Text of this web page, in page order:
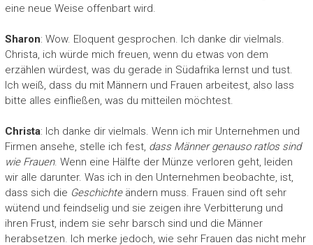
eine neue Weise offenbart wird.
Sharon: Wow. Eloquent gesprochen. Ich danke dir vielmals.
Christa, ich würde mich freuen, wenn du etwas von dem
erzählen würdest, was du gerade in Südafrika lernst und tust.
Ich weiß, dass du mit Männern und Frauen arbeitest, also lass
bitte alles einfließen, was du mitteilen möchtest.
Christa: Ich danke dir vielmals. Wenn ich mir Unternehmen und
Firmen ansehe, stelle ich fest, dass Männer genauso ratlos sind
wie Frauen. Wenn eine Hälfte der Münze verloren geht, leiden
wir alle darunter. Was ich in den Unternehmen beobachte, ist,
dass sich die Geschichteändern muss. Frauen sind oft sehr
wütend und feindselig und sie zeigen ihre Verbitterung und
ihren Frust, indem sie sehr barsch sind und die Männer
herabsetzen. Ich merke jedoch, wie sehr Frauen das nicht mehr